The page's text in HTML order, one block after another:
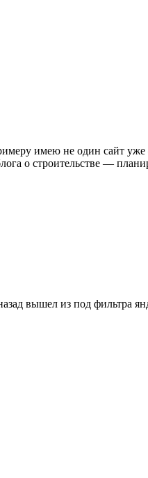
имею не один сайт
о строительстве —
вышел из под фильтра